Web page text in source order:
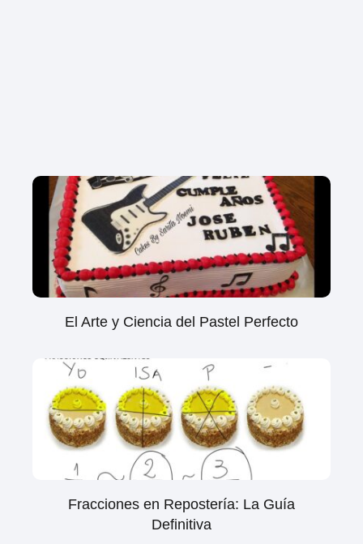
El Arte y Ciencia del Pastel Perfecto
Fracciones en Repostería: La Guía
Definitiva